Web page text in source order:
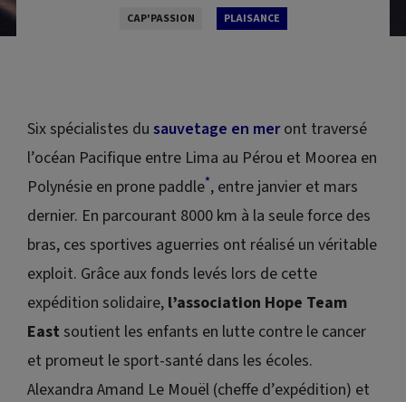
CAP'PASSION PLAISANCE
Six spécialistes du sauvetage en meront traversé
l’océan Pacifique entre Lima au Pérou et Moorea en
Polynésie en prone paddle*, entre janvier et mars
dernier. En parcourant 8000 km à la seule force des
bras, ces sportives aguerries ont réalisé un véritable
exploit. Grâce aux fonds levés lors de cette
expédition solidaire, l’association Hope Team
East soutient les enfants en lutte contre le cancer
et promeut le sport-santé dans les écoles.
Alexandra Amand Le Mouël (cheffe d’expédition) et